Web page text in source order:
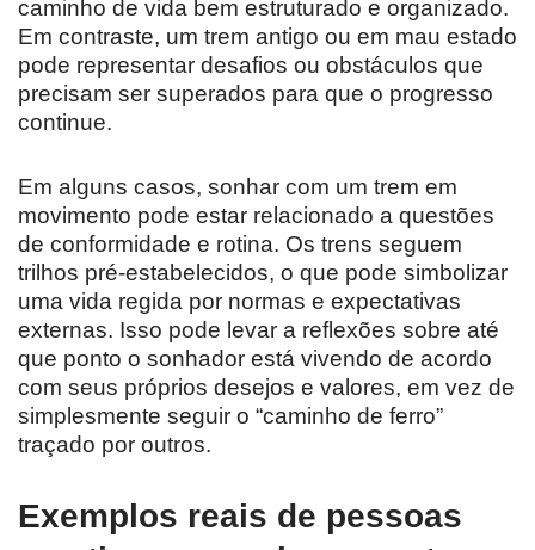
caminho de vida bem estruturado e organizado.
Em contraste, um trem antigo ou em mau estado
pode representar desafios ou obstáculos que
precisam ser superados para que o progresso
continue.
Em alguns casos, sonhar com um trem em
movimento pode estar relacionado a questões
de conformidade e rotina. Os trens seguem
trilhos pré-estabelecidos, o que pode simbolizar
uma vida regida por normas e expectativas
externas. Isso pode levar a reflexões sobre até
que ponto o sonhador está vivendo de acordo
com seus próprios desejos e valores, em vez de
simplesmente seguir o “caminho de ferro”
traçado por outros.
Exemplos reais de pessoas